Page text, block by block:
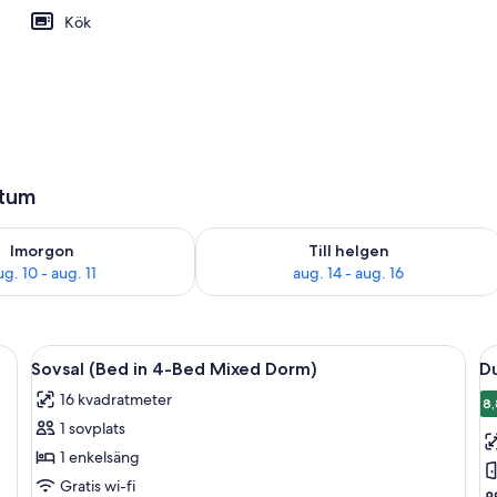
Kök
Imorgon
10 - aug. 11
för imorgon aug. 10 - aug. 11
Till helgen
aug. 14 - aug. 16
Kontrollera tillgängligheten för den
och sängkläder
Öppna
alla
foton
för
Sovsal
(Bed
Ett rum med fyra enkelsängar, var
1
Sovsal (Bed in 4-Bed Mixed Dorm)
16 kvadratmeter
1 sovplats
1 enkelsäng
Gratis wi-fi
-